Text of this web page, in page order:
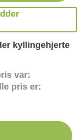
kyllingehjerte
var:
pris er: